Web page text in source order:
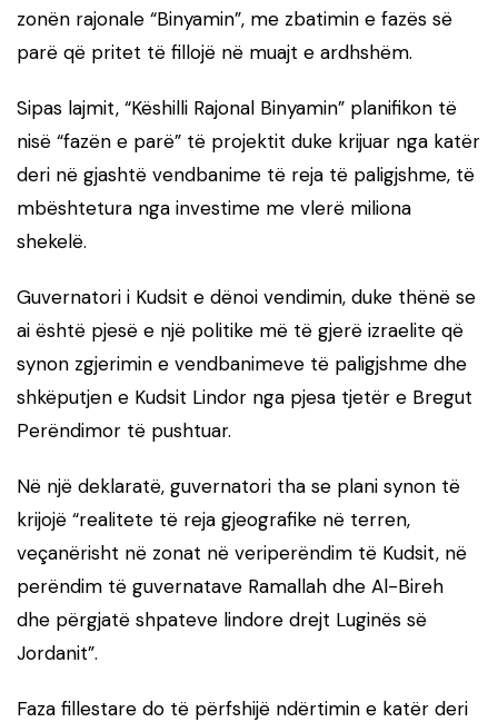
zonën rajonale “Binyamin”, me zbatimin e fazës së
parë që pritet të fillojë në muajt e ardhshëm.
Sipas lajmit, “Këshilli Rajonal Binyamin” planifikon të
nisë “fazën e parë” të projektit duke krijuar nga katër
deri në gjashtë vendbanime të reja të paligjshme, të
mbështetura nga investime me vlerë miliona
shekelë.
Guvernatori i Kudsit e dënoi vendimin, duke thënë se
ai është pjesë e një politike më të gjerë izraelite që
synon zgjerimin e vendbanimeve të paligjshme dhe
shkëputjen e Kudsit Lindor nga pjesa tjetër e Bregut
Perëndimor të pushtuar.
Në një deklaratë, guvernatori tha se plani synon të
krijojë “realitete të reja gjeografike në terren,
veçanërisht në zonat në veriperëndim të Kudsit, në
perëndim të guvernatave Ramallah dhe Al-Bireh
dhe përgjatë shpateve lindore drejt Luginës së
Jordanit”.
Faza fillestare do të përfshijë ndërtimin e katër deri